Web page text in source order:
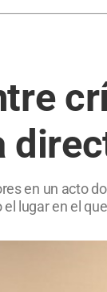
en un acto
lugar en el